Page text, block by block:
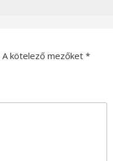
A kötelező mezőket *